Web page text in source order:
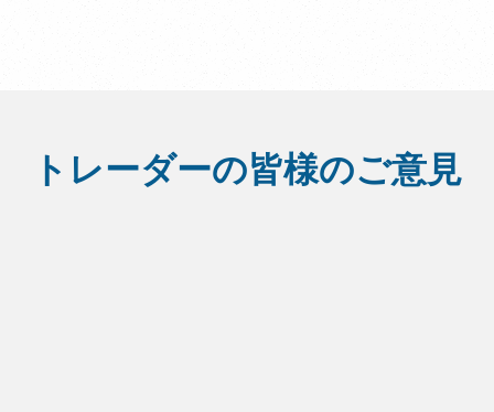
トレーダーの皆様のご意見